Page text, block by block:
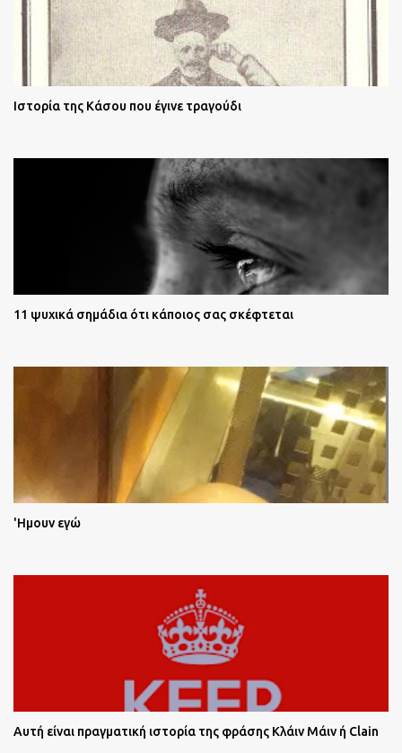
Ιστορία της Κάσου που έγινε τραγούδι
11 ψυχικά σημάδια ότι κάποιος σας σκέφτεται
'Ημουν εγώ
Αυτή είναι πραγματική ιστορία της φράσης Κλάιν Μάιν ή Clain